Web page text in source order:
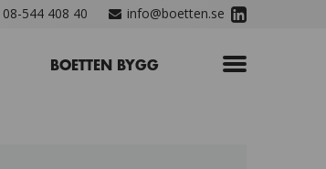
08-544 408 40 info@boetten.se
BOETTEN BYGG